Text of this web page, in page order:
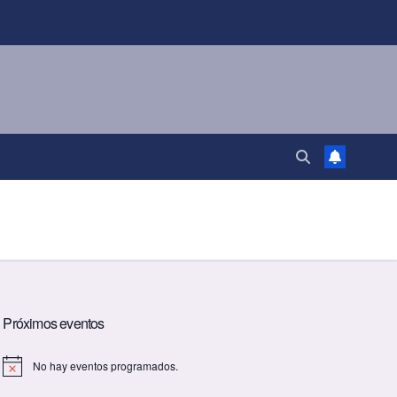
Próximos eventos
A
No hay eventos programados.